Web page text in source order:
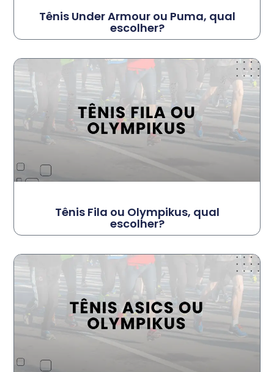
Tênis Under Armour ou Puma, qual
escolher?
Tênis Fila ou Olympikus, qual
escolher?